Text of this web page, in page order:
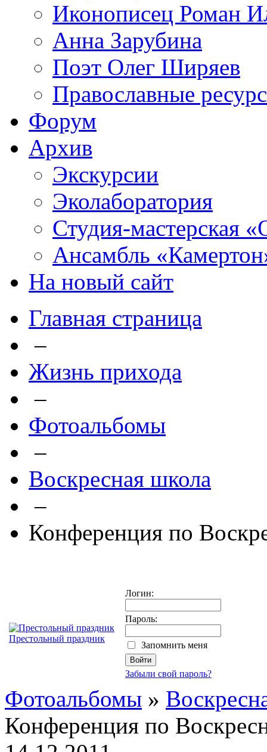
Иконописец Роман
Анна Зарубина
Поэт Олег Ширяев
Православные
Форум
Архив
Экскурсии
Эколаборатория
Студия-мастерская
Ансамбль
На новый сайт
Главная страница
–
Жизнь прихода
–
Фотоальбомы
–
Воскресная школа
–
Конференция по
Престольный праздник
Логин:
Пароль:
Запомнить меня
Забыли свой пароль?
Фотоальбомы »
Конференция по